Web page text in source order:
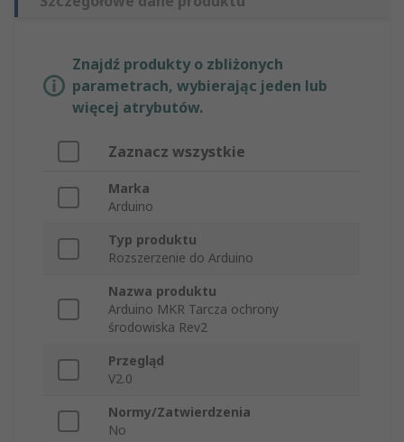
Znajdź produkty o zbliżonych
parametrach, wybierając jeden lub
więcej atrybutów.
Zaznacz wszystkie
Marka
Arduino
Typ produktu
Rozszerzenie do Arduino
Nazwa produktu
Arduino MKR Tarcza ochrony
środowiska Rev2
Przegląd
V2.0
Normy/Zatwierdzenia
No